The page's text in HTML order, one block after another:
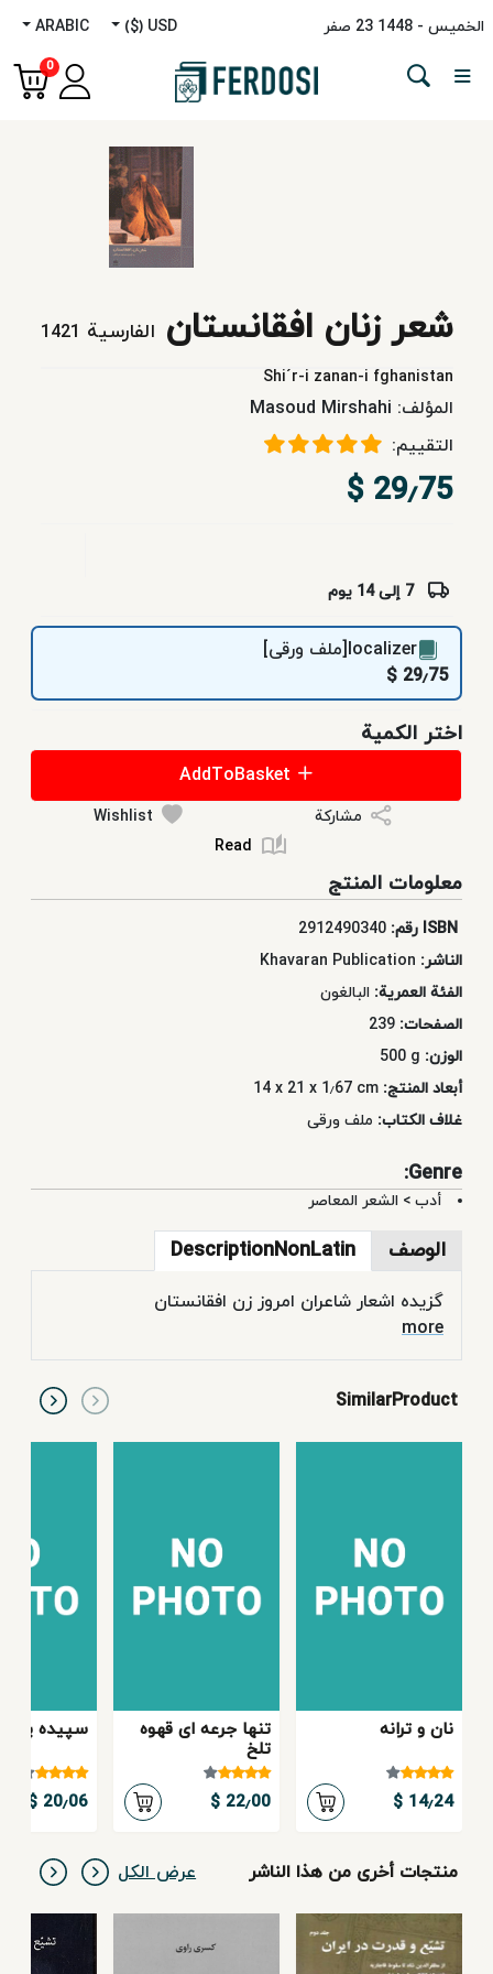
الخميس - 1448 23 صفر USD ($)
ARABIC
0
Menu
غیر
دراسات
الشرق
الأوسط
کتب
تعلیمیه
فردوسی
خدمات
شعر زنان افقانستان الفارسية 1421
Shi´r-i zanan-i fghanistan
المؤلف: Masoud Mirshahi
التقييم:
29٫75 $
7 إلی 14 یوم
localizer[ملف ورقی]
29٫75 $
اختر الكمية
مشاركة
Wishlist
Read
معلومات المنتج
2912490340
الناشر: Khavaran Publication
الفئة العمرية: البالغون
الصفحات: 239
الوزن: 500 g
أبعاد المنتج: 14 x 21 x 1٫67 cm
غلاف الكتاب: ملف ورقی
Genre:
أدب > الشعر المعاصر
الوصف DescriptionNonLatin
گزيده اشعار شاعران امروز زن افقانستان
more
SimilarProduct
نان و ترانه
14٫24 $
تنها جرعه ای قهوه
تلخ
22٫00 $
سپیده
20٫06 $
منتجات أخرى من هذا الناشر عرض الكل